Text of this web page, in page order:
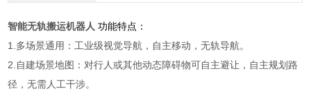
智能无轨搬运机器人 功能特点：
1.多场景通用：工业级视觉导航，自主移动，无轨导航。
2.自建场景地图：对行人或其他动态障碍物可自主避让，自主规划路
径，无需人工干涉。